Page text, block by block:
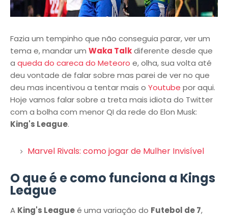
Fazia um tempinho que não conseguia parar, ver um
tema e, mandar um Waka Talkdiferente desde que
a queda do careca do Meteoro e, olha, sua volta até
deu vontade de falar sobre mas parei de ver no que
deu mas incentivou a tentar mais o Youtube por aqui.
Hoje vamos falar sobre a treta mais idiota do Twitter
com a bolha com menor QI da rede do Elon Musk:
King's League.
Marvel Rivals: como jogar de Mulher Invisível
O que é e como funciona a Kings
League
A King's Leagueé uma variação do Futebol de 7,